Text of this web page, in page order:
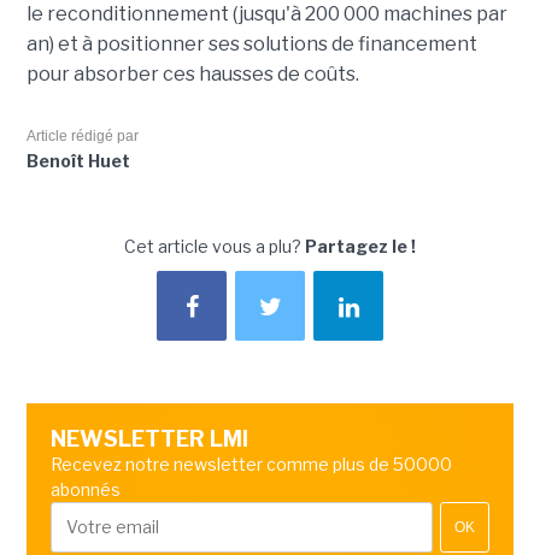
le reconditionnement (jusqu'à 200 000 machines par
an) et à positionner ses solutions de financement
pour absorber ces hausses de coûts.
Article rédigé par
Benoît Huet
Cet article vous a plu? Partagez le !
NEWSLETTER LMI
Recevez notre newsletter comme plus de 50000
abonnés
OK